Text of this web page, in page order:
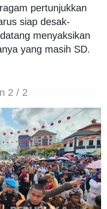
pertunjukkan
siap desak-
menyaksikan
yang masih SD.
2 / 2